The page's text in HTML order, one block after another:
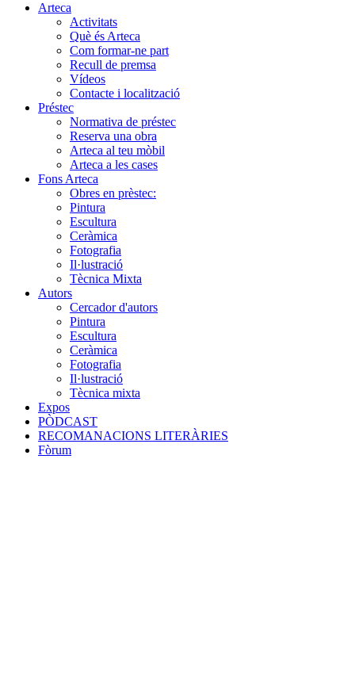
Arteca
Activitats
Què és Arteca
Com formar-ne part
Recull de premsa
Vídeos
Contacte i localització
Préstec
Normativa de préstec
Reserva una obra
Arteca al teu mòbil
Arteca a les cases
Fons Arteca
Obres en prèstec:
Pintura
Escultura
Ceràmica
Fotografia
Il·lustració
Tècnica Mixta
Autors
Cercador d'autors
Pintura
Escultura
Ceràmica
Fotografia
Il·lustració
Tècnica mixta
Expos
PÒDCAST
RECOMANACIONS LITERÀRIES
Fòrum